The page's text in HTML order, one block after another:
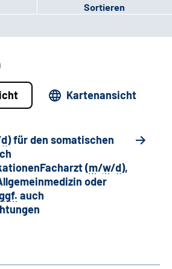
Sortieren
Kartenansicht
d) für den somatischen
(m/w/d),
oder
auch